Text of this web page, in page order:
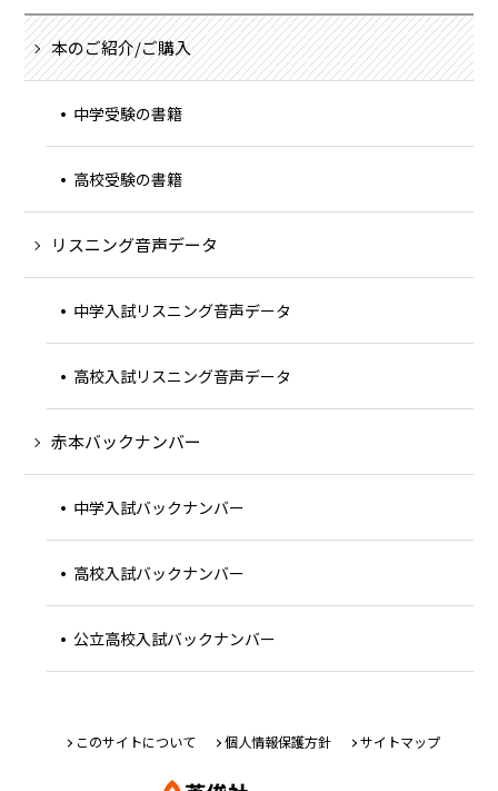
本のご紹介/ご購入
中学受験の書籍
高校受験の書籍
リスニング音声データ
中学入試リスニング音声データ
高校入試リスニング音声データ
赤本バックナンバー
中学入試バックナンバー
高校入試バックナンバー
公立高校入試バックナンバー
このサイトについて 個人情報保護方針 サイトマップ